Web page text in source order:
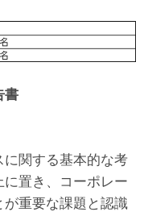
ンス報告書
関する基本的な考
置き、コーポレー
が重要な課題と認識